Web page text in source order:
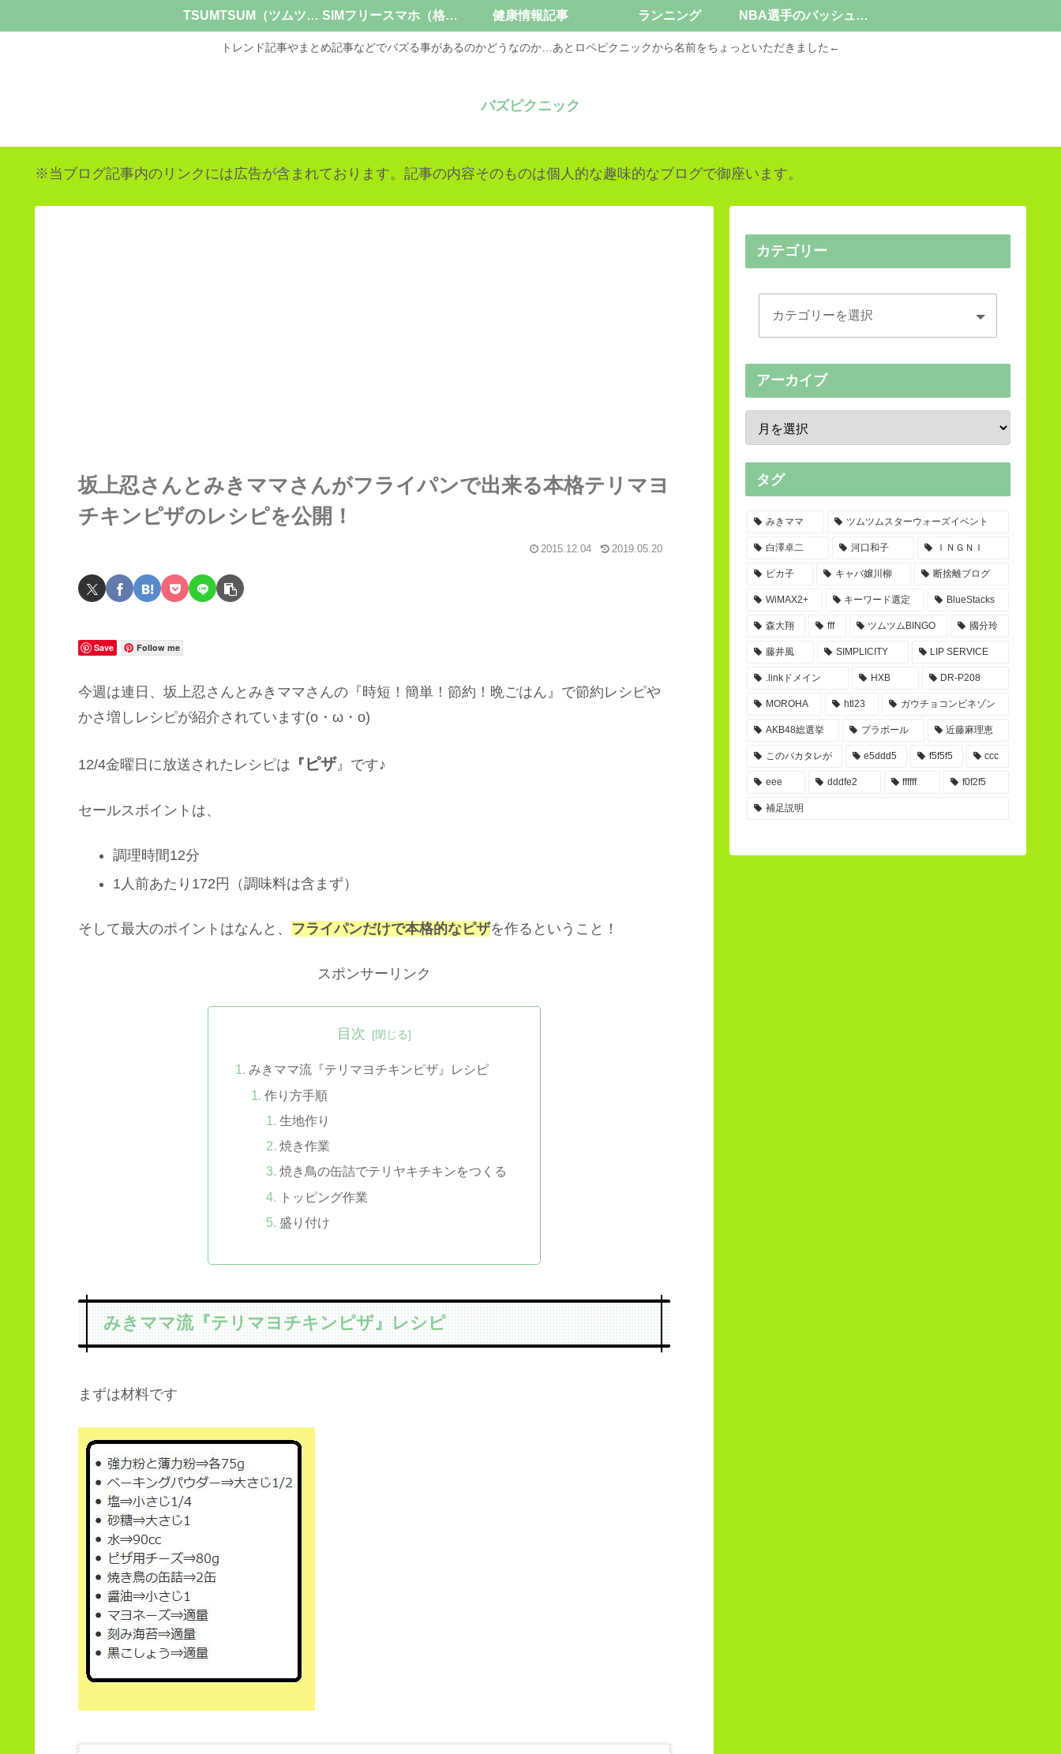
トレンド記事やまとめ記事などでバズる事があるのかどうなのか…あとロペピクニックから名前をちょっといただきました←
バズピクニック
TSUMTSUM（ツムツム） SIMフリースマホ（格安スマホ） 健康情報記事 ランニング NBA選手のバッシュ情報
※当ブログ記事内のリンクには広告が含まれております。記事の内容そのものは個人的な趣味的なブログで御座います。
坂上忍さんとみきママさんがフライパンで出来る本格テリマヨ
チキンピザのレシピを公開！
2015.12.04 2019.05.20
Save Follow me
今週は連日、坂上忍さんとみきママさんの『時短！簡単！節約！晩ごはん』で節約レシピや
かさ増しレシピが紹介されています(o・ω・o)
12/4金曜日に放送されたレシピは 『 ピザ 』です♪
セールスポイントは、
調理時間12分
1人前あたり172円（調味料は含まず）
そして最大のポイントはなんと、 フライパンだけで本格的なピザを作るということ！
スポンサーリンク
目次
みきママ流『テリマヨチキンピザ』レシピ
作り方手順
生地作り
焼き作業
焼き鳥の缶詰でテリヤキチキンをつくる
トッピング作業
盛り付け
みきママ流『テリマヨチキンピザ』レシピ
まずは材料です
カテゴリー
アーカイブ
タグ
みきママ ツムツムスターウォーズイベント
白澤卓二 河口和子 ＩＮＧＮＩ
ピカ子 キャバ嬢川柳 断捨離ブログ
WiMAX2+ キーワード選定 BlueStacks
森大翔 fff ツムツムBINGO 國分玲
藤井風 SIMPLICITY LIP SERVICE
.linkドメイン HXB DR-P208
MOROHA htl23 ガウチョコンビネゾン
AKB48総選挙 プラボール 近藤麻理恵
このバカタレが e5ddd5 f5f5f5 ccc
eee dddfe2 ffffff f0f2f5
補足説明